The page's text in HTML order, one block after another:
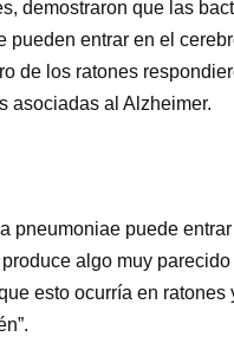
demostraron que las
entrar en el
de los ratones
asociadas al Alzheimer.
pneumoniae puede
algo muy
esto ocurría en